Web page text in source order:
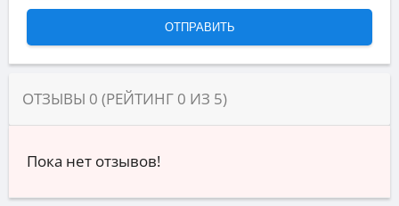
ОТЗЫВЫ 0 (РЕЙТИНГ 0 ИЗ 5)
Пока нет отзывов!